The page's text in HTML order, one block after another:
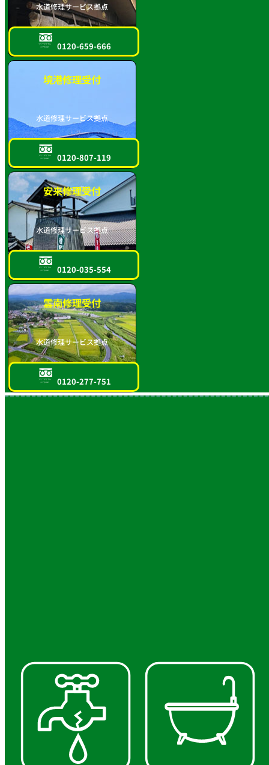
水道修理サービス拠点
フリーダイヤル
スマホOK!! 0120-659-666
境港修理受付
水道修理サービス拠点
フリーダイヤル
スマホOK!! 0120-807-119
安来修理受付
水道修理サービス拠点
フリーダイヤル
スマホOK!! 0120-035-554
雲南修理受付
水道修理サービス拠点
フリーダイヤル
スマホOK!! 0120-277-751